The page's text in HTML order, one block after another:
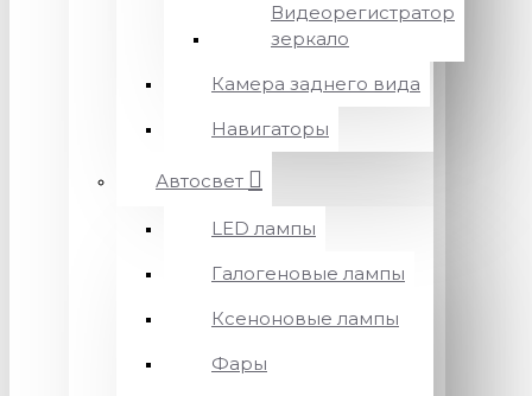
Видеорегистратор
зеркало
Камера заднего вида
Навигаторы
Автосвет
LED лампы
Галогеновые лампы
Ксеноновые лампы
Фары